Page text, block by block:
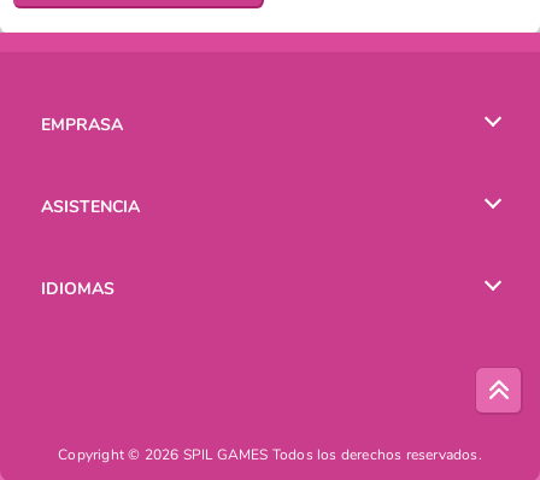
EMPRASA
ASISTENCIA
IDIOMAS
Copyright © 2026 SPIL GAMES Todos los derechos reservados.